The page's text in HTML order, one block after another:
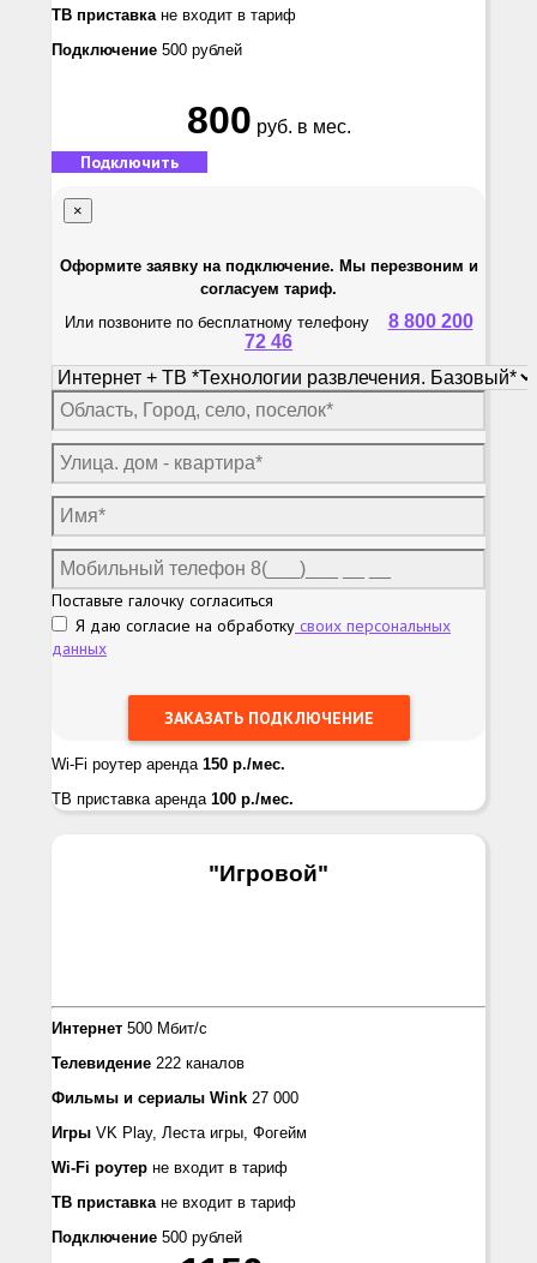
ТВ приставкане входит в тариф
Подключение 500 рублей
800 руб. в мес.
Подключить
×
Оформите заявку на подключение. Мы перезвоним и
согласуем тариф.
Или позвоните по бесплатному телефону 8 800 200
72 46
Поставьте галочку согласиться
Я даю согласие на обработку своих персональных
данных
Wi-Fi роутер аренда 150 р./мес.
ТВ приставка аренда 100 р./мес.
"Игровой"
Интернет 500 Мбит/с
Телевидение 222 каналов
Фильмы и сериалы Wink 27 000
Игры VK Play, Лeста игры, Фогейм
Wi-Fi роутер не входит в тариф
ТВ приставкане входит в тариф
Подключение 500 рублей